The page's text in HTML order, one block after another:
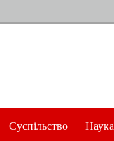
Суспільство Наука